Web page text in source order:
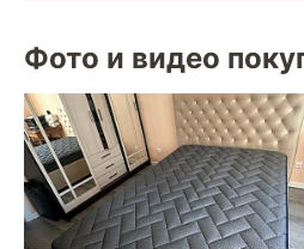
Фото и видео